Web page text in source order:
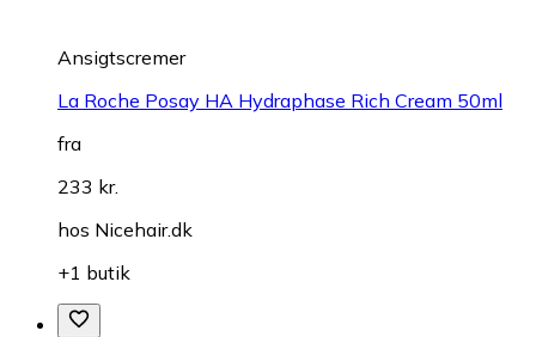
Ansigtscremer
La Roche Posay HA Hydraphase Rich Cream 50ml
fra
233 kr.
hos Nicehair.dk
+1 butik